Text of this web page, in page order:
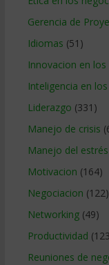
Gerencia de
Idiomas (51)
Innovacion en
Inteligencia en
Liderazgo (331)
Manejo de crisis
Manejo del estrés
Motivacion (164)
Negociacion (122)
Networking(49)
Productividad
Reuniones de